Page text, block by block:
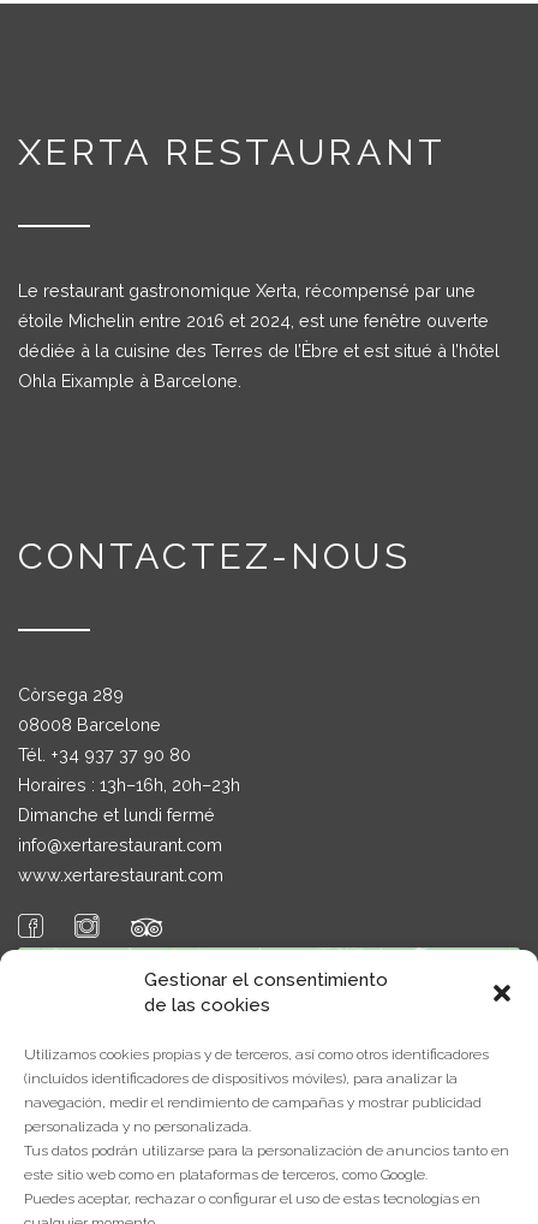
Gestionar el consentimiento
de las cookies
Utilizamos cookies propias y de terceros, así como otros identificadores
(incluidos identificadores de dispositivos móviles), para analizar la
navegación, medir el rendimiento de campañas y mostrar publicidad
personalizada y no personalizada.
Tus datos podrán utilizarse para la personalización de anuncios tanto en
este sitio web como en plataformas de terceros, como Google.
Puedes aceptar, rechazar o configurar el uso de estas tecnologías en
XERTA RESTAURANT
Le restaurant gastronomique Xerta, récompensé par une
étoile Michelin entre 2016 et 2024, est une fenêtre ouverte
dédiée à la cuisine des Terres de l’Èbre et est situé à l’hôtel
Ohla Eixample à Barcelone.
CONTACTEZ-NOUS
Còrsega 289
08008 Barcelone
Tél. +34 937 37 90 80
Horaires : 13h–16h, 20h–23h
Dimanche et lundi fermé
info@xertarestaurant.com
www.xertarestaurant.com
Cliquez pour accepter les cookies